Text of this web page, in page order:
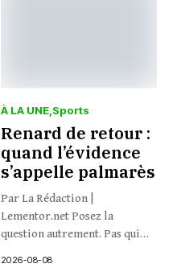
À LA UNE Sports
Renard de retour :
quand l’évidence
s’appelle palmarès
Par La Rédaction |
Lementor.net Posez la
question autrement. Pas qui
2026-08-08